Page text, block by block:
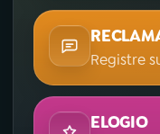
Registre
ELOGIO